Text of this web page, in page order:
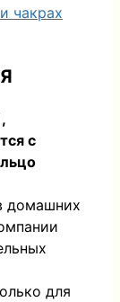
чакрах
с
домашних
для